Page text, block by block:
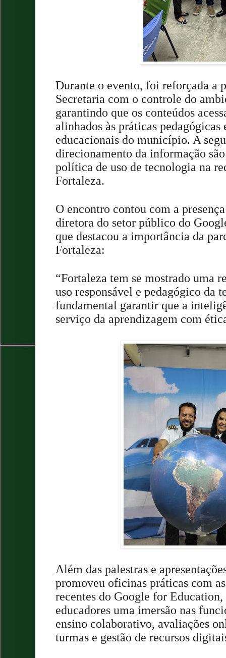
Durante o evento, foi reforçada a
Secretaria com o controle do
garantindo que os conteúdos
alinhados às práticas pedagógicas
educacionais do município. A
direcionamento da informação
política de uso de tecnologia na
Fortaleza.
O encontro contou com a
diretora do setor público do
que destacou a importância da
Fortaleza:
“Fortaleza tem se mostrado uma
uso responsável e pedagógico da
fundamental garantir que a
serviço da aprendizagem com
Além das palestras e
promoveu oficinas práticas com
recentes do Google for
educadores uma imersão nas
ensino colaborativo, avaliações
turmas e gestão de recursos